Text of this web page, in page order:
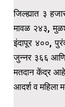
जिल्ह्यात ३
मावळ २४३,
इंदापूर ४००,
जुन्नर ३६६
मतदान केंद्र
आदर्श व महिला